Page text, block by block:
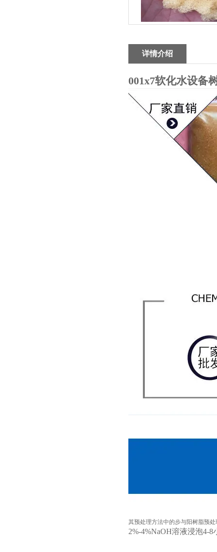
详情介绍
001x7软化水设备
其预处理方法中的步与阳树脂预
2%-4%NaOH溶液浸泡4-8